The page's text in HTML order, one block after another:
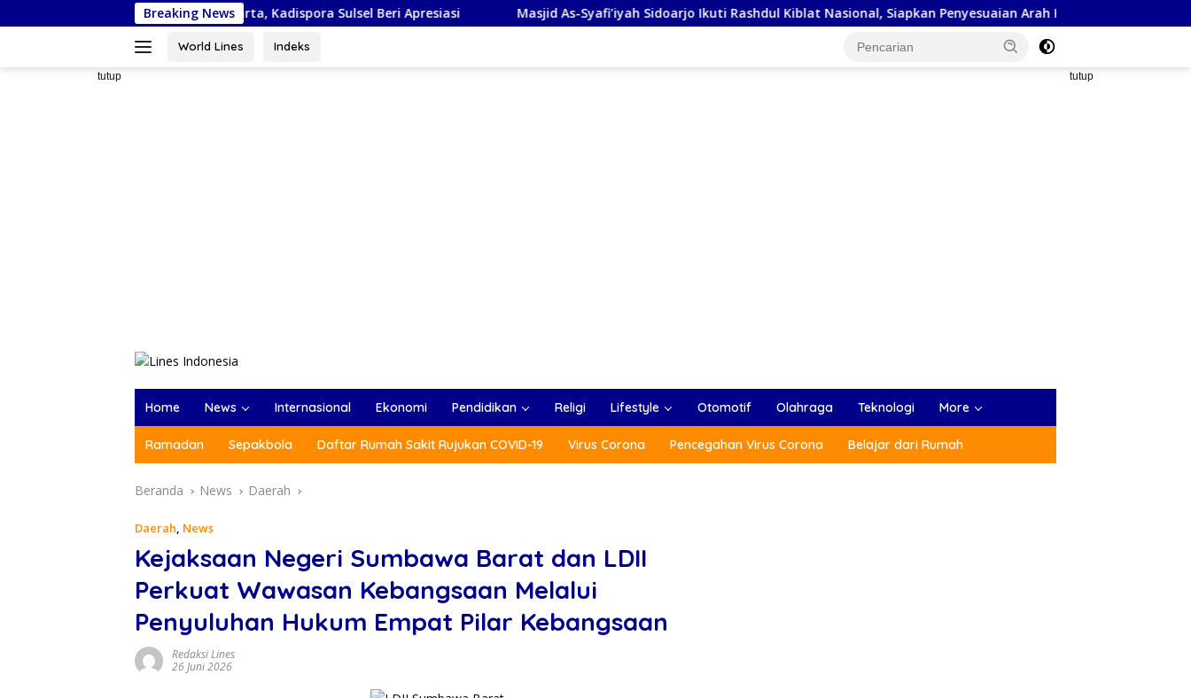
ke
Breaking News
Piala Bela Negara di Jakarta, Kadispora Sulsel Beri Apresiasi Masjid As-Syafi’iyah Sidoarjo Ikuti Rashdul Kiblat Nasional, Siapkan Penyesuaian Arah Kiblat
World Lines Indeks
tutup tutup
Home News Internasional Ekonomi Pendidikan Religi Lifestyle Otomotif Olahraga Teknologi More
Ramadan Sepakbola Daftar Rumah Sakit Rujukan COVID-19 Virus Corona Pencegahan Virus Corona Belajar dari Rumah
Beranda News Daerah
Daerah, News
Kejaksaan Negeri Sumbawa Barat dan LDII
Perkuat Wawasan Kebangsaan Melalui
Penyuluhan Hukum Empat Pilar Kebangsaan
Redaksi Lines
26 Juni 2026